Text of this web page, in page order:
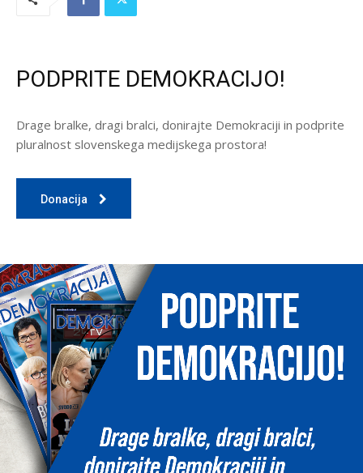
PODPRITE DEMOKRACIJO!
Drage bralke, dragi bralci, donirajte Demokraciji in podprite
pluralnost slovenskega medijskega prostora!
Donacija